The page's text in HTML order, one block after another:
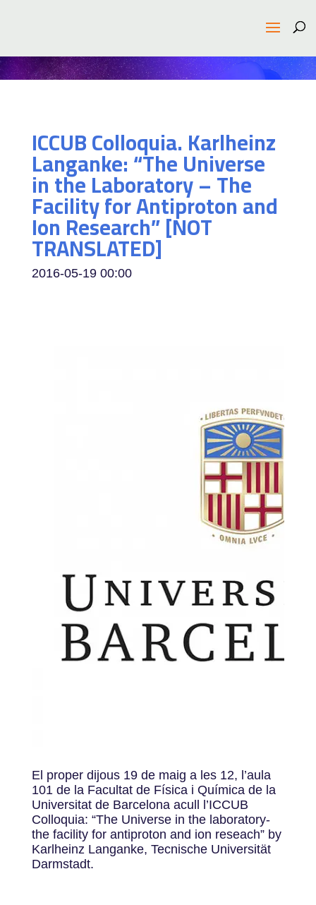
ICCUB Colloquia. Karlheinz
Langanke: “The Universe
in the Laboratory – The
Facility for Antiproton and
Ion Research” [NOT
TRANSLATED]
2016-05-19 00:00
El proper dijous 19 de maig a les 12, l’aula
101 de la Facultat de Física i Química de la
Universitat de Barcelona acull l’ICCUB
Colloquia: “The Universe in the laboratory-
the facility for antiproton and ion reseach” by
Karlheinz Langanke, Tecnische Universität
Darmstadt.